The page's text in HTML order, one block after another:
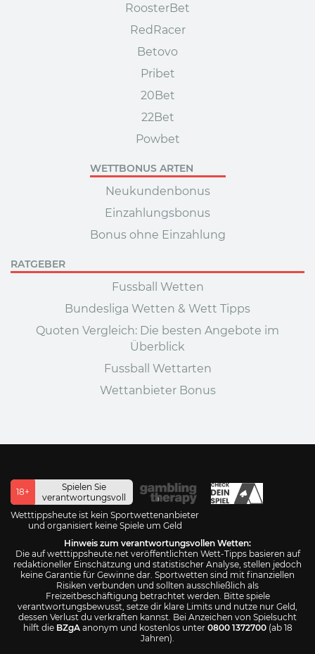
RoosterBet
RedRacer
Betovo
Pribet
20Bet
22Bet
Powbet
WETTBONUS ARTEN
Neukundenbonus
Einzahlungsbonus
Bonus ohne Einzahlung
RATGEBER
Fussball Wetten
Bundesliga Wetten & Wett Tipps
Quoten Vergleich: Die besten Angebote im
Überblick
Fussball Wettarten
Wettanbieter Bonus
18+
Spielen Sie
verantwortungsvoll
Wetttippsheute ist kein Sportwettenanbieter
und organisiert keine Spiele um Geld
Hinweis zum verantwortungsvollen Wetten:
Die auf wetttippsheute.net veröffentlichten Wett-Tipps basieren auf
redaktioneller Einschätzung und statistischer Analyse, stellen jedoch
keine Garantie für Gewinne dar. Sportwetten sind mit finanziellen
Risiken verbunden und sollten ausschließlich als
Freizeitbeschäftigung betrachtet werden. Bitte spiele
verantwortungsbewusst, setze dir klare Limits und nutze nur Geld,
dessen Verlust du verkraften kannst. Bei Anzeichen von Spielsucht
hilft die BZgAanonym und kostenlos unter 0800 1372700(ab 18
Jahren).